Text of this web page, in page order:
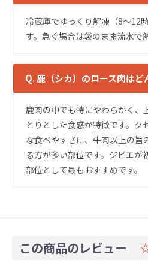
冷蔵庫でゆっくり解凍（8〜12
す。急ぐ場合は袋のまま流水で
Q. 鹿（シカ）のロース肉はど
鹿肉の中でも特にやわらかく、
とりとした食感が特徴です。ク
な食べやすさに、牛肉以上の旨
る方が多い部位です。ジビエが
部位として最もおすすめです。
この商品のレビュー